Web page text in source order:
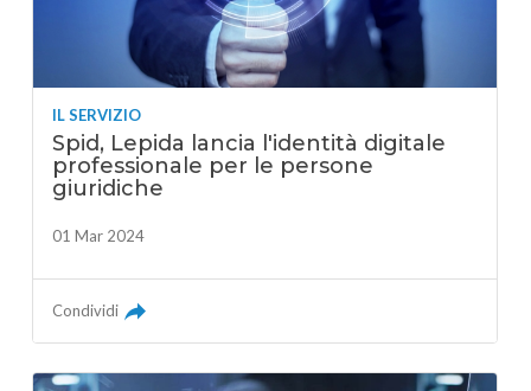
IL SERVIZIO
Spid, Lepida lancia l'identità digitale
professionale per le persone
giuridiche
01 Mar 2024
Condividi